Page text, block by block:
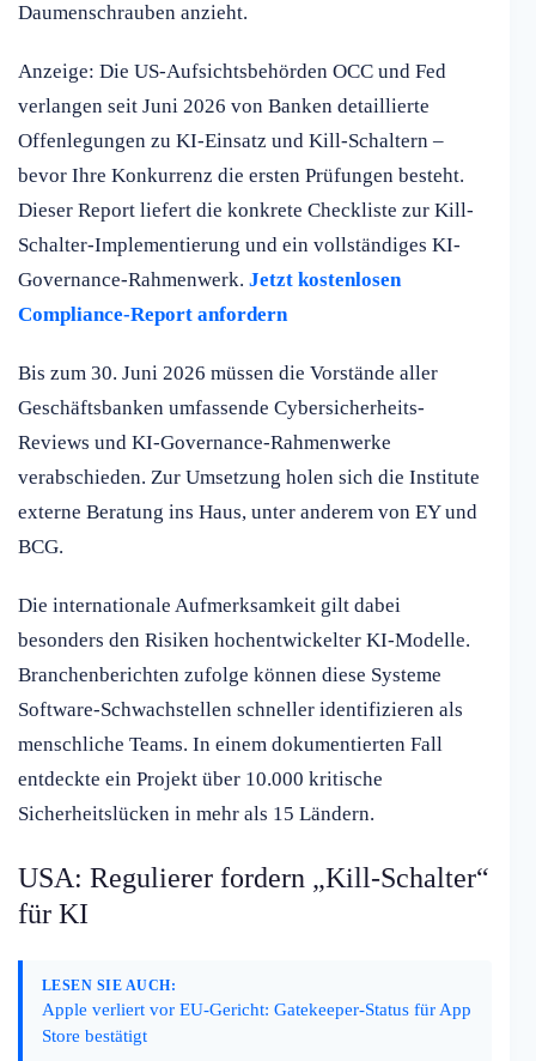
Daumenschrauben anzieht.
Anzeige: Die US-Aufsichtsbehörden OCC und Fed
verlangen seit Juni 2026 von Banken detaillierte
Offenlegungen zu KI-Einsatz und Kill-Schaltern –
bevor Ihre Konkurrenz die ersten Prüfungen besteht.
Dieser Report liefert die konkrete Checkliste zur Kill-
Schalter-Implementierung und ein vollständiges KI-
Governance-Rahmenwerk. Jetzt kostenlosen
Compliance-Report anfordern
Bis zum 30. Juni 2026 müssen die Vorstände aller
Geschäftsbanken umfassende Cybersicherheits-
Reviews und KI-Governance-Rahmenwerke
verabschieden. Zur Umsetzung holen sich die Institute
externe Beratung ins Haus, unter anderem von EY und
BCG.
Die internationale Aufmerksamkeit gilt dabei
besonders den Risiken hochentwickelter KI-Modelle.
Branchenberichten zufolge können diese Systeme
Software-Schwachstellen schneller identifizieren als
menschliche Teams. In einem dokumentierten Fall
entdeckte ein Projekt über 10.000 kritische
Sicherheitslücken in mehr als 15 Ländern.
USA: Regulierer fordern „Kill-Schalter“
für KI
LESEN SIE AUCH:
Apple verliert vor EU-Gericht: Gatekeeper-Status für App
Store bestätigt